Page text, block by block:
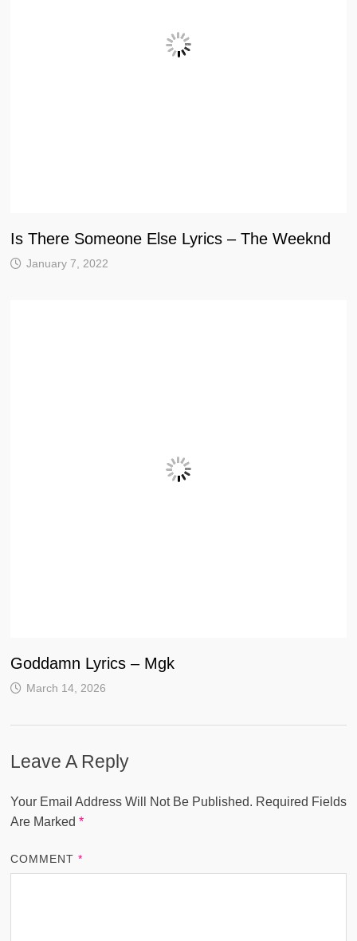
Is There Someone Else Lyrics – The Weeknd
January 7, 2022
Goddamn Lyrics – Mgk
March 14, 2026
Leave A Reply
Your Email Address Will Not Be Published. Required Fields
Are Marked *
COMMENT*